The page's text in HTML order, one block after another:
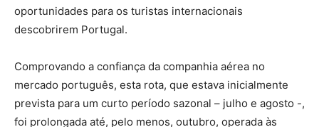
oportunidades para os turistas internacionais
descobrirem Portugal.
Comprovando a confiança da companhia aérea no
mercado português, esta rota, que estava inicialmente
prevista para um curto período sazonal – julho e agosto -,
foi prolongada até, pelo menos, outubro, operada às